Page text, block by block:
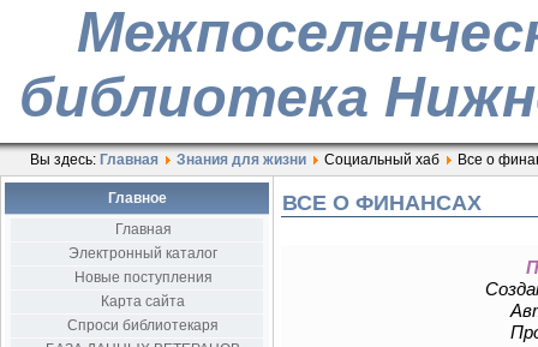
библиотека
Вы здесь: Главная Знания для жизни Социальный хаб Все о
Главное
Главная
Электронный каталог
Новые поступления
Карта сайта
Спроси библиотекаря
ВСЕ О ФИНАНСАХ